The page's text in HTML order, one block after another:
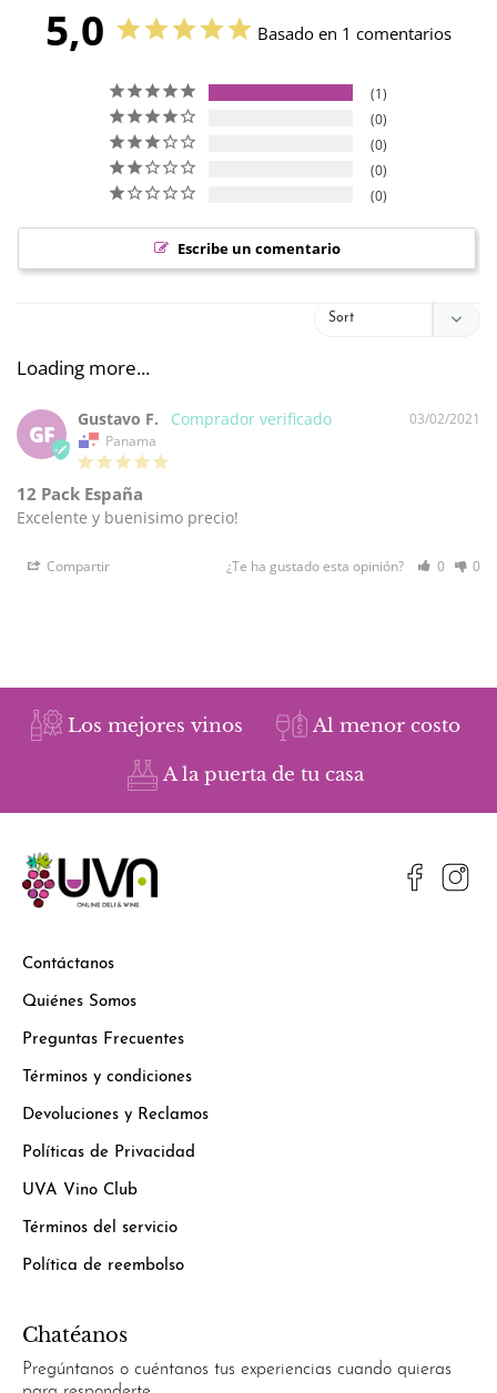
5,0 Basado en 1 comentarios
1
0
0
0
0
Escribe un comentario
GF
03/02/2021
Gustavo F.
Panama
12 Pack España
Excelente y buenisimo precio!
Compartir ¿Te ha gustado esta opinión? 0 0
Los mejores vinos Al menor costo
A la puerta de tu casa
Contáctanos
Quiénes Somos
Preguntas Frecuentes
Términos y condiciones
Devoluciones y Reclamos
Políticas de Privacidad
UVA Vino Club
Términos del servicio
Política de reembolso
Chatéanos
Pregúntanos o cuéntanos tus experiencias cuando quieras